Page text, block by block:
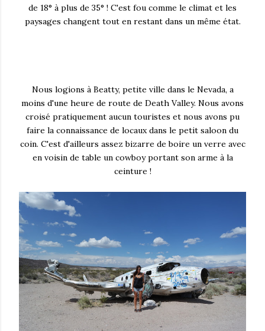
de 18° à plus de 35° ! C'est fou comme le climat et les
paysages changent tout en restant dans un même état.
Nous logions à Beatty, petite ville dans le Nevada, a
moins d'une heure de route de Death Valley. Nous avons
croisé pratiquement aucun touristes et nous avons pu
faire la connaissance de locaux dans le petit saloon du
coin. C'est d'ailleurs assez bizarre de boire un verre avec
en voisin de table un cowboy portant son arme à la
ceinture !